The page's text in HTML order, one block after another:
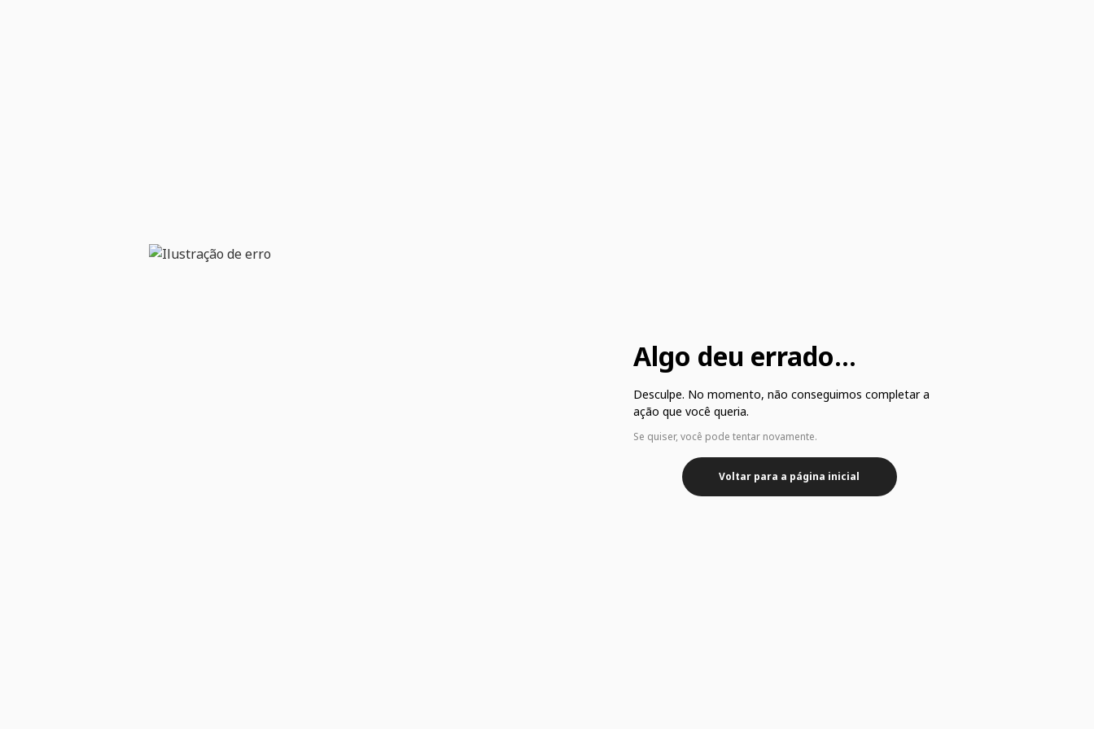
Algo deu errado...
Desculpe. No momento, não conseguimos completar a
ação que você queria.
Se quiser, você pode tentar novamente.
Voltar para a página inicial